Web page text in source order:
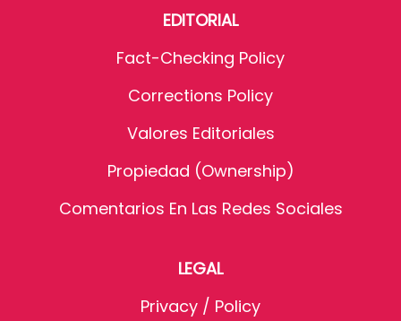
EDITORIAL
Fact-Checking Policy
Corrections Policy
Valores Editoriales
Propiedad (Ownership)
Comentarios En Las Redes Sociales
LEGAL
Privacy / Policy